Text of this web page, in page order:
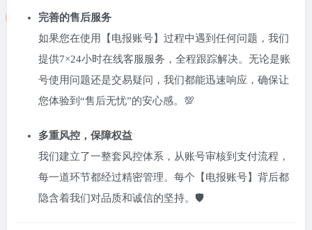
完善的售后服务
如果您在使用【电报账号】过程中遇到任何问题，我们
提供7×24小时在线客服服务，全程跟踪解决。无论是账
号使用问题还是交易疑问，我们都能迅速响应，确保让
您体验到“售后无忧”的安心感。💯
多重风控，保障权益
我们建立了一整套风控体系，从账号审核到支付流程，
每一道环节都经过精密管理。每个【电报账号】背后都
隐含着我们对品质和诚信的坚持。🛡️